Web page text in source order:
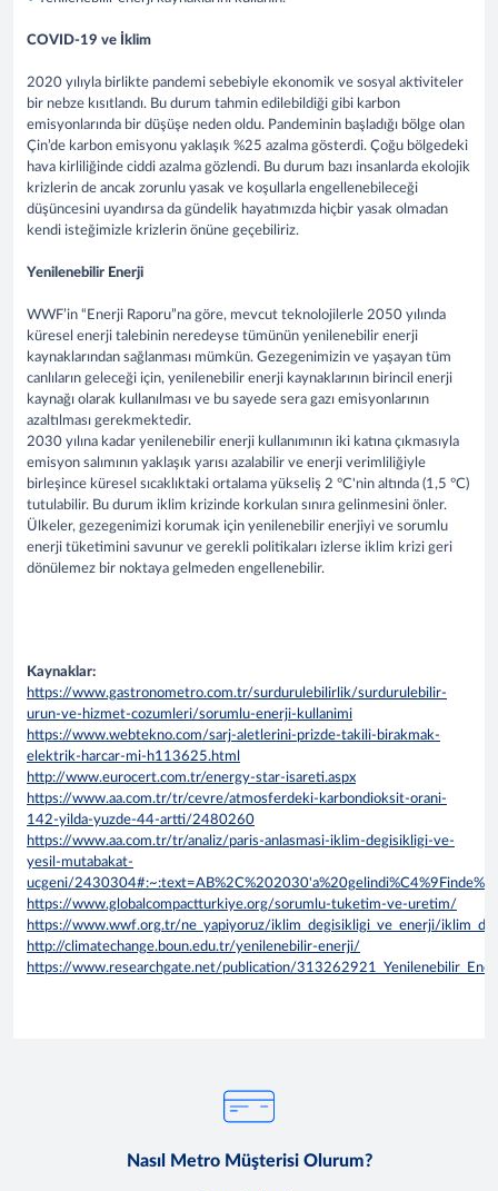
COVID-19 ve İklim
2020 yılıyla birlikte pandemi sebebiyle ekonomik ve sosyal aktiviteler
bir nebze kısıtlandı. Bu durum tahmin edilebildiği gibi karbon
emisyonlarında bir düşüşe neden oldu. Pandeminin başladığı bölge olan
Çin’de karbon emisyonu yaklaşık %25 azalma gösterdi. Çoğu bölgedeki
hava kirliliğinde ciddi azalma gözlendi. Bu durum bazı insanlarda ekolojik
krizlerin de ancak zorunlu yasak ve koşullarla engellenebileceği
düşüncesini uyandırsa da gündelik hayatımızda hiçbir yasak olmadan
kendi isteğimizle krizlerin önüne geçebiliriz.
Yenilenebilir Enerji
WWF’in “Enerji Raporu”na göre, mevcut teknolojilerle 2050 yılında
küresel enerji talebinin neredeyse tümünün yenilenebilir enerji
kaynaklarından sağlanması mümkün. Gezegenimizin ve yaşayan tüm
canlıların geleceği için, yenilenebilir enerji kaynaklarının birincil enerji
kaynağı olarak kullanılması ve bu sayede sera gazı emisyonlarının
azaltılması gerekmektedir.
2030 yılına kadar yenilenebilir enerji kullanımının iki katına çıkmasıyla
emisyon salımının yaklaşık yarısı azalabilir ve enerji verimliliğiyle
birleşince küresel sıcaklıktaki ortalama yükseliş 2 °C'nin altında (1,5 °C)
tutulabilir. Bu durum iklim krizinde korkulan sınıra gelinmesini önler.
Ülkeler, gezegenimizi korumak için yenilenebilir enerjiyi ve sorumlu
enerji tüketimini savunur ve gerekli politikaları izlerse iklim krizi geri
dönülemez bir noktaya gelmeden engellenebilir.
Kaynaklar:
https://www.gastronometro.com.tr/surdurulebilirlik/surdurulebilir-
urun-ve-hizmet-cozumleri/sorumlu-enerji-kullanimi
https://www.webtekno.com/sarj-aletlerini-prizde-takili-birakmak-
elektrik-harcar-mi-h113625.html
http://www.eurocert.com.tr/energy-star-isareti.aspx
https://www.aa.com.tr/tr/cevre/atmosferdeki-karbondioksit-orani-
142-yilda-yuzde-44-artti/2480260
https://www.aa.com.tr/tr/analiz/paris-anlasmasi-iklim-degisikligi-ve-
yesil-mutabakat-
ucgeni/
https://www.globalcompactturkiye.org/sorumlu-tuketim-ve-uretim/
https://www.wwf.org.tr/ne_yapiyoruz/iklim_degisikligi_ve_enerji/
http://climatechange.boun.edu.tr/yenilenebilir-enerji/
https://www.researchgate.net/publication/
Nasıl Metro Müşterisi Olurum?